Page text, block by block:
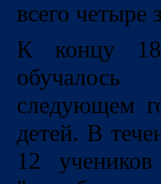
всего четыре
К концу
следующем
детей. В
12